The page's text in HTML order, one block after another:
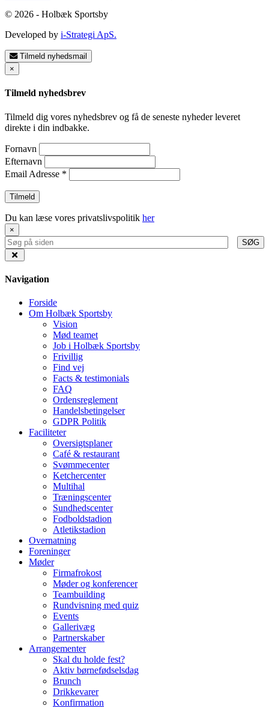
© 2026 - Holbæk Sportsby
Developed by i-Strategi ApS.
Tilmeld nyhedsmail
×
Tilmeld nyhedsbrev
Tilmeld dig vores nyhedsbrev og få de seneste nyheder leveret
direkte i din indbakke.
Fornavn
Efternavn
Email Adresse *
Du kan læse vores privatslivspolitik her
×
SØG
Navigation
Forside
Om Holbæk Sportsby
Vision
Mød teamet
Job i Holbæk Sportsby
Frivillig
Find vej
Facts & testimonials
FAQ
Ordensreglement
Handelsbetingelser
GDPR Politik
Faciliteter
Oversigtsplaner
Café & restaurant
Svømmecenter
Ketchercenter
Multihal
Træningscenter
Sundhedscenter
Fodboldstadion
Atletikstadion
Overnatning
Foreninger
Møder
Firmafrokost
Møder og konferencer
Teambuilding
Rundvisning med quiz
Events
Gallerivæg
Partnerskaber
Arrangementer
Skal du holde fest?
Aktiv børnefødselsdag
Brunch
Drikkevarer
Konfirmation